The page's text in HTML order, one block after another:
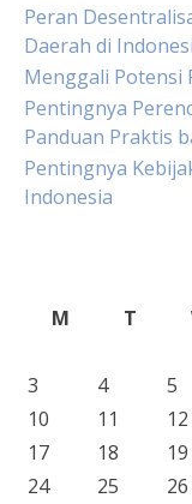
Peran
Daerah di
Menggali Potensi
Pentingnya
Panduan Praktis
Pentingnya
Indonesia
M
T
3
4 5
10
11 12
17
18 19
24
25 26